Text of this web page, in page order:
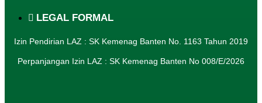
LEGAL FORMAL
Izin Pendirian LAZ : SK Kemenag Banten No. 1163 Tahun 2019
Perpanjangan Izin LAZ : SK Kemenag Banten No 008/E/2026​